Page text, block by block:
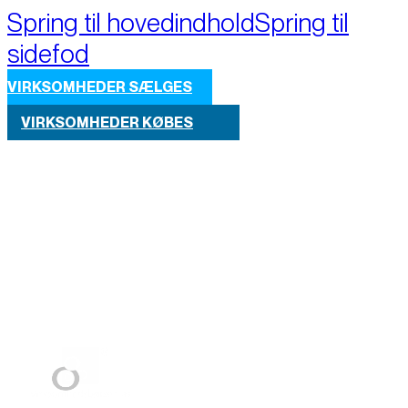
Spring til hovedindholdSpring til
sidefod
VIRKSOMHEDER SÆLGES
VIRKSOMHEDER KØBES